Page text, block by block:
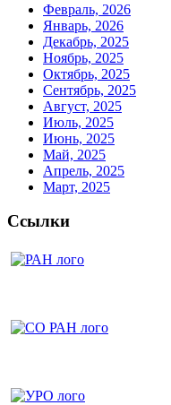
Февраль, 2026
Январь, 2026
Декабрь, 2025
Ноябрь, 2025
Октябрь, 2025
Сентябрь, 2025
Август, 2025
Июль, 2025
Июнь, 2025
Май, 2025
Апрель, 2025
Март, 2025
Ссылки